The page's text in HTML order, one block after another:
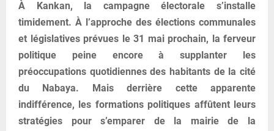
À Kankan, la campagne électorale s’installe
timidement. À l’approche des élections communales
et législatives prévues le 31 mai prochain, la ferveur
politique peine encore à supplanter les
préoccupations quotidiennes des habitants de la cité
du Nabaya. Mais derrière cette apparente
indifférence, les formations politiques affûtent leurs
stratégies pour s’emparer de la mairie de la